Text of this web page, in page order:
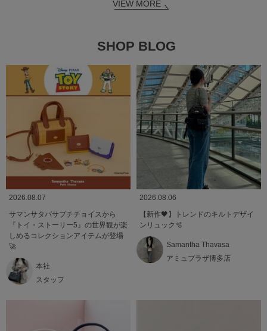
VIEW MORE
SHOP BLOG
2026.08.07
サマンサタバサプチチョイスから
『トイ・ストーリー5』の世界観が楽
しめるコレクションアイテムが登場
🚀
本社
スタッフ
2026.08.06
【新作🖤】トレンドのキルトデザイ
ンリュック🫧
Samantha Thavasa
アミュプラザ博多店